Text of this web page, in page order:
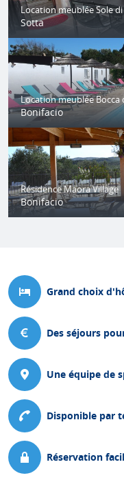
Location meublée Sole
Sotta
Location meublée Bocca
Bonifacio
Résidence Maora Village
Bonifacio
Grand choix
Des séjours
Une équipe de
Disponible par
Réservation